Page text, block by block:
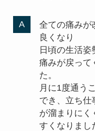
全ての痛みが
良くなり
日頃の生活姿
痛みが戻って
た。
月に1度通う
でき、立ち仕
が溜まりにく
すくなりまし